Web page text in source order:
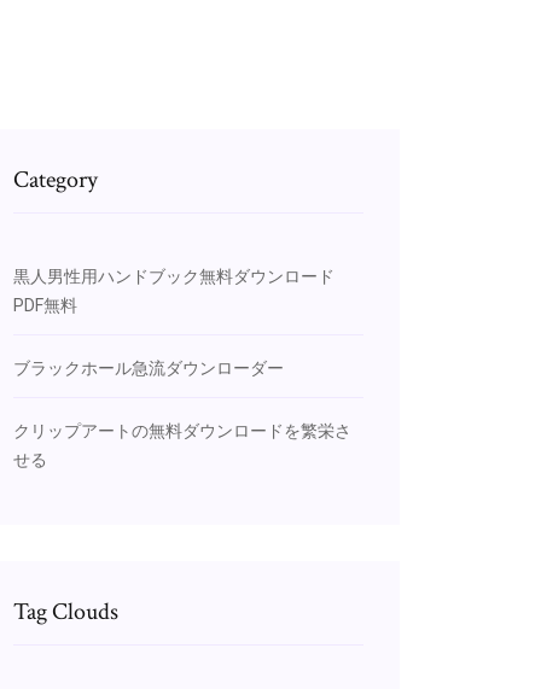
Category
黒人男性用ハンドブック無料ダウンロード
PDF無料
ブラックホール急流ダウンローダー
クリップアートの無料ダウンロードを繁栄さ
せる
Tag Clouds